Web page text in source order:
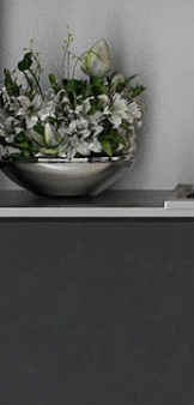
Tehnomedia
O nama
Naše prodavnice